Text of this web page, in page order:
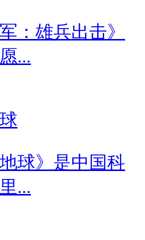
：雄兵出击》
...
地球》是中国科
...